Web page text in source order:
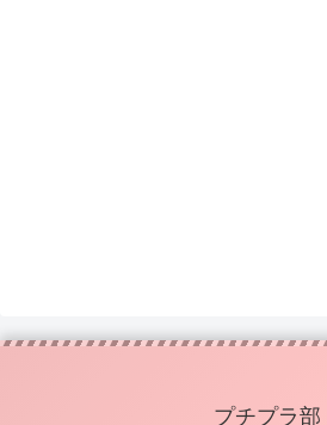
プチプラ部